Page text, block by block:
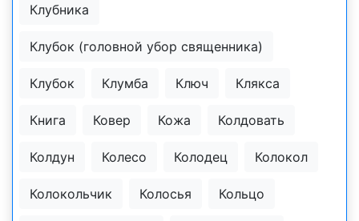
Клубника
Клубок (головной убор священника)
Клубок Клумба Ключ Клякса
Книга Ковер Кожа Колдовать
Колдун Колесо Колодец Колокол
Колокольчик Колосья Кольцо